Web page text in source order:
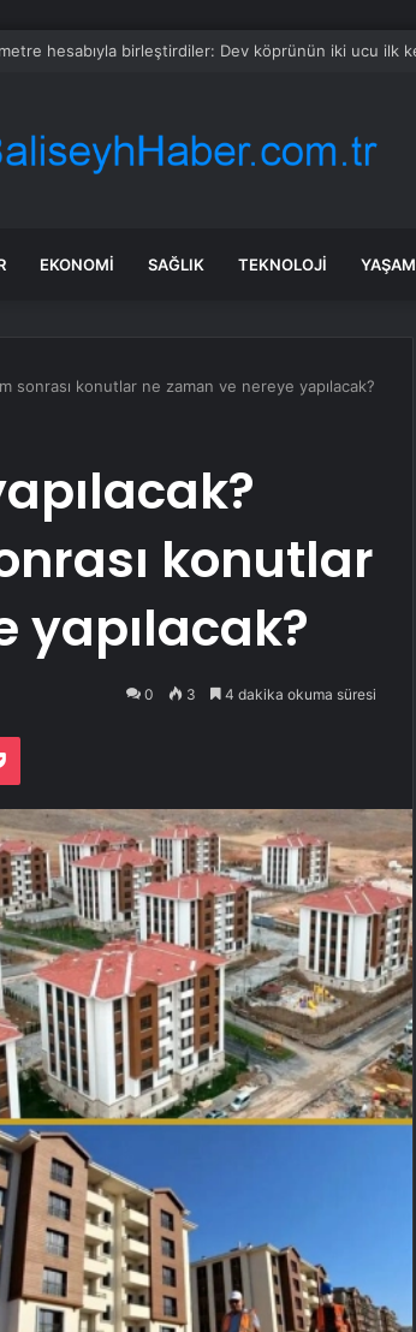
Yavaşlattı
EKONOMI SAĞLIK TEKNOLOJI YAŞAM
sonrası konutlar ne zaman ve nereye yapılacak?
konutlar
yapılacak?
0 3 4 dakika okuma süresi
Pocket